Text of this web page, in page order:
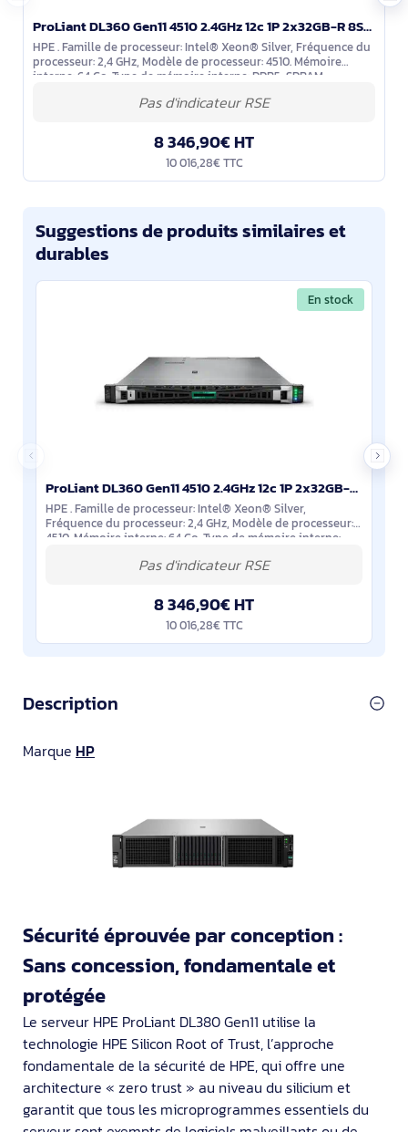
ProLiant DL360 Gen11 4510 2.4GHz 12c 1P 2x32GB-R 8SFF MR408i-o 2x960GB SSD 2x1000W PS EU Server - P71673-425
HPE . Famille de processeur: Intel® Xeon® Silver, Fréquence du
processeur: 2,4 GHz, Modèle de processeur: 4510. Mémoire
interne: 64 Go, Type de mémoire interne: DDR5-SDRAM,
8 346,90€ HT
10 016,28€ TTC
Suggestions de produits similaires et
durables
En stock
ProLiant DL360 Gen11 4510 2.4GHz 12c 1P 2x32GB-R 8SFF MR408i-o 2x960GB SSD 2x1000W PS EU Server - P71673-425
HPE . Famille de processeur: Intel® Xeon® Silver,
Fréquence du processeur: 2,4 GHz, Modèle de processeur:
4510. Mémoire interne: 64 Go, Type de mémoire interne:
8 346,90€ HT
10 016,28€ TTC
Description
Marque HP
Sécurité éprouvée par conception :
Sans concession, fondamentale et
protégée
Le serveur HPE ProLiant DL380 Gen11 utilise la
technologie HPE Silicon Root of Trust, l’approche
fondamentale de la sécurité de HPE, qui offre une
architecture « zero trust » au niveau du silicium et
garantit que tous les microprogrammes essentiels du